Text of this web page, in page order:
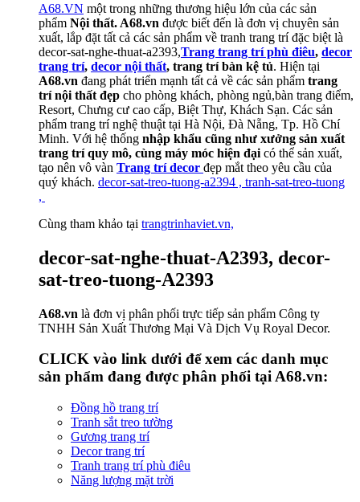
A68.VN một trong những thương hiệu lớn của các sản
phẩm Nội thất. A68.vn được biết đến là đơn vị chuyên sản
xuất, lắp đặt tất cả các sản phẩm về tranh trang trí đặc biệt là
decor-sat-nghe-thuat-a2393,Trang trang trí phù điêu, decor
trang trí, decor nội thất, trang trí bàn kệ tủ. Hiện tại
A68.vn đang phát triển mạnh tất cả về các sản phẩm trang
trí nội thất đẹp cho phòng khách, phòng ngủ,bàn trang điểm,
Resort, Chưng cư cao cấp, Biệt Thự, Khách Sạn. Các sản
phẩm trang trí nghệ thuật tại Hà Nội, Đà Nẵng, Tp. Hồ Chí
Minh. Với hệ thống nhập khẩu cũng như xưởng sản xuất
trang trí quy mô, cùng máy móc hiện đại có thể sản xuất,
tạo nên vô vàn Trang trí decor đẹp mắt theo yêu cầu của
quý khách. decor-sat-treo-tuong-a2394 , tranh-sat-treo-tuong
,
Cùng tham khảo tại trangtrinhaviet.vn,
decor-sat-nghe-thuat-A2393, decor-
sat-treo-tuong-A2393
A68.vn là đơn vị phân phối trực tiếp sản phẩm Công ty
TNHH Sản Xuất Thương Mại Và Dịch Vụ Royal Decor.
CLICK vào link dưới để xem các danh mục
sản phẩm đang được phân phối tạiA68.vn:
Đồng hồ trang trí
Tranh sắt treo tường
Gương trang trí
Decor trang trí
Tranh trang trí phù điêu
Năng lượng mặt trời